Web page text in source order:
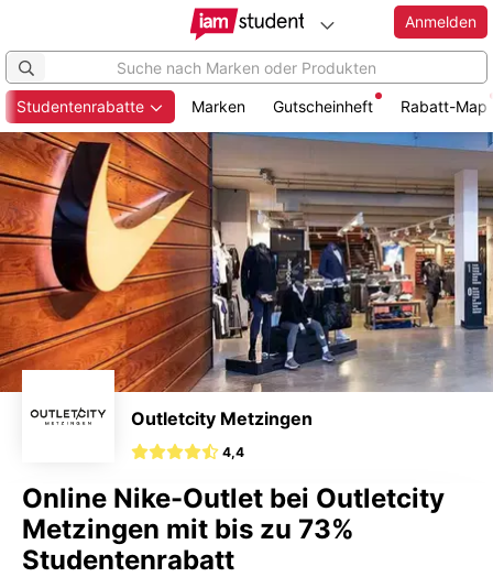
Zum
Hauptinhalt
springen
Anmelden
Studentenrabatte Marken Gutscheinheft Rabatt-Map
Outletcity Metzingen
4,4
Online Nike-Outlet bei Outletcity
Metzingen mit bis zu 73%
Studentenrabatt